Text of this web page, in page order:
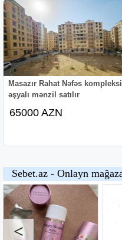
Masazır Rahat Nəfəs kompleksi
əşyalı mənzil satılır
65000 AZN